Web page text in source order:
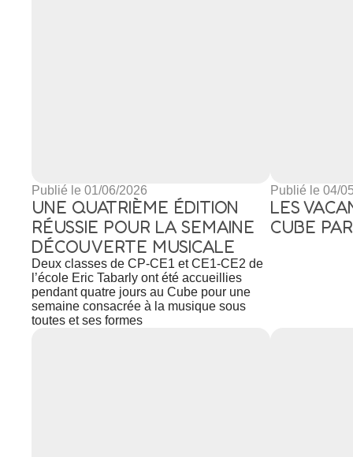
Publié le 01/06/2026
UNE QUATRIÈME ÉDITION
RÉUSSIE POUR LA SEMAINE
DÉCOUVERTE MUSICALE
Deux classes de CP-CE1 et CE1-CE2 de
l’école Eric Tabarly ont été accueillies
pendant quatre jours au Cube pour une
semaine consacrée à la musique sous
toutes et ses formes
Publié le 04/
LES
CUBE